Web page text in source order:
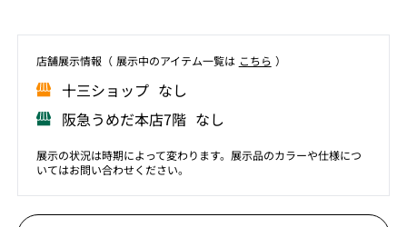
店舗展⽰情報（ 展⽰中のアイテム⼀覧は こちら ）
⼗三ショップ なし
阪急うめだ本店7階 なし
展示の状況は時期によって変わります。展示品のカラーや仕様につ
いてはお問い合わせください。